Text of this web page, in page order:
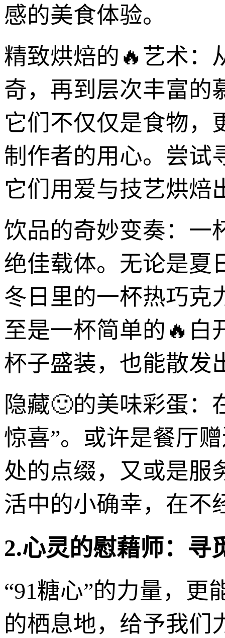
感的美食体验。
精致烘焙的🔥艺术：
奇，再到层次丰富的
它们不仅仅是食物，
制作者的用心。尝试
它们用爱与技艺烘焙
饮品的奇妙变奏：一
绝佳载体。无论是夏
冬日里的一杯热巧克
至是一杯简单的🔥白
杯子盛装，也能散发
隐藏🙂的美味彩蛋：
惊喜”。或许是餐厅
处的点缀，又或是服
活中的小确幸，在不
2.心灵的慰藉师：寻
“91糖心”的力量，更
的栖息地，给予我们